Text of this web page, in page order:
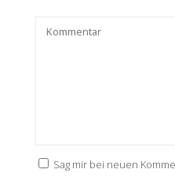
Sag mir bei neuen